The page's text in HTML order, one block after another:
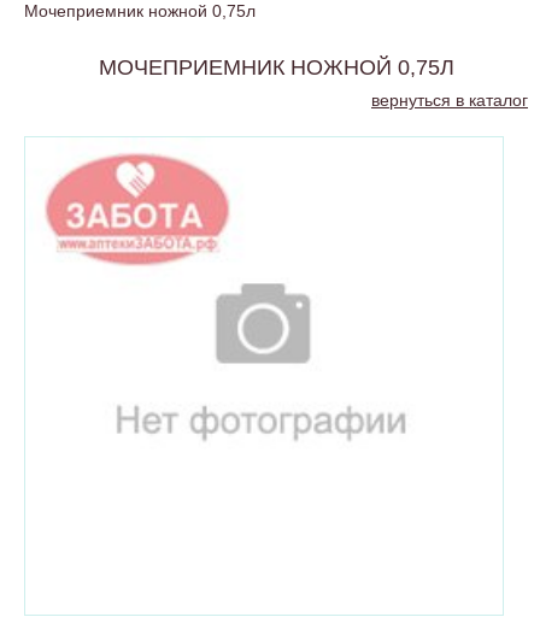
Мочеприемник ножной 0,75л
МОЧЕПРИЕМНИК НОЖНОЙ 0,75Л
вернуться в каталог